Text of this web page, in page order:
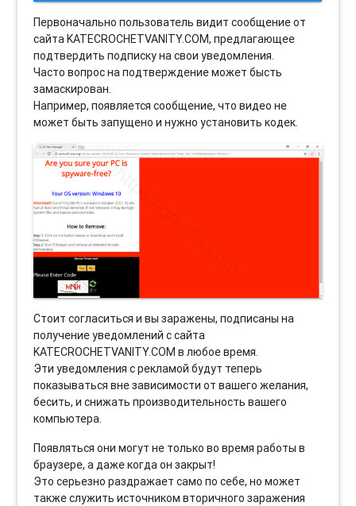
Первоначально пользователь видит сообщение от
сайта KATECROCHETVANITY.COM, предлагающее
подтвердить подписку на свои уведомления.
Часто вопрос на подтверждение может бысть
замаскирован.
Например, появляется сообщение, что видео не
может быть запущено и нужно установить кодек.
Стоит согласиться и вы заражены, подписаны на
получение уведомлений с сайта
KATECROCHETVANITY.COM в любое время.
Эти уведомления с рекламой будут теперь
показываться вне зависимости от вашего желания,
бесить, и снижать производительность вашего
компьютера.
Появляться они могут не только во время работы в
браузере, а даже когда он закрыт!
Это серьезно раздражает само по себе, но может
также служить источником вторичного заражения